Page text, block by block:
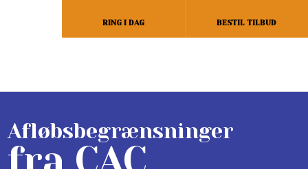
RING I DAG BESTIL TILBUD
​Afløbsbegrænsninger
fra CAC